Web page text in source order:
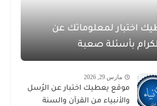
اختبار لمعلوماتك عن
بأسئلة صعبة
مارس 29, 2026
موقع يعطيك اختبار عن الرُسل
والأنبياء من القرآن والسنة